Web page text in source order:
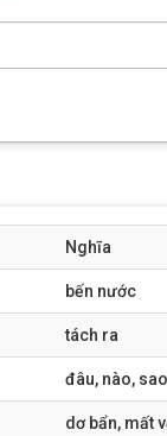
Nghĩa
bến nước
tách ra
đâu, nào, sao
dơ bẩn, mất